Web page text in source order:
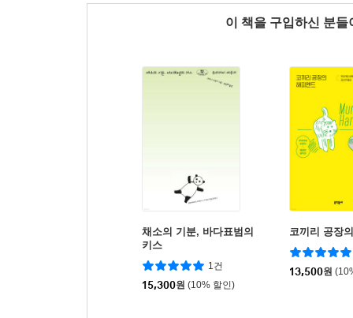
이 책을 구입하신 분
채소의 기분, 바다표범의
키스
1건
15,300원 (10% 할인)
코끼리 공장
13,500원